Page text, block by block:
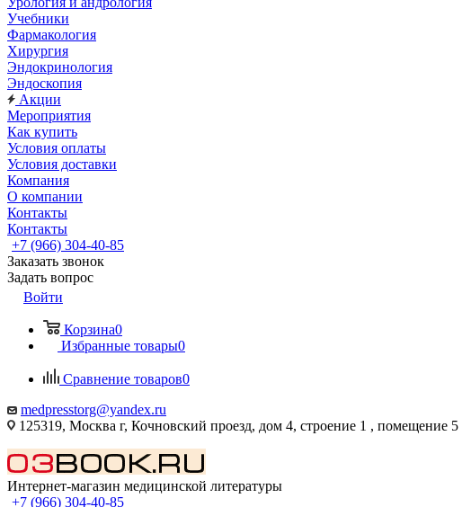
Учебники
Фармакология
Хирургия
Эндокринология
Эндоскопия
Акции
Мероприятия
Как купить
Условия оплаты
Условия доставки
Компания
О компании
Контакты
Контакты
+7 (966) 304-40-85
Заказать звонок
Задать вопрос
Войти
Корзина0
Избранные товары0
Сравнение товаров0
medpresstorg@yandex.ru
125319, Москва г, Кочновский проезд, дом 4, строение 1 , помещение 5
Интернет-магазин медицинской литературы
+7 (966) 304-40-85